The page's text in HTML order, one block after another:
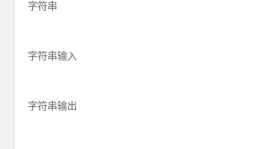
字符串
字符串输入
字符串输出